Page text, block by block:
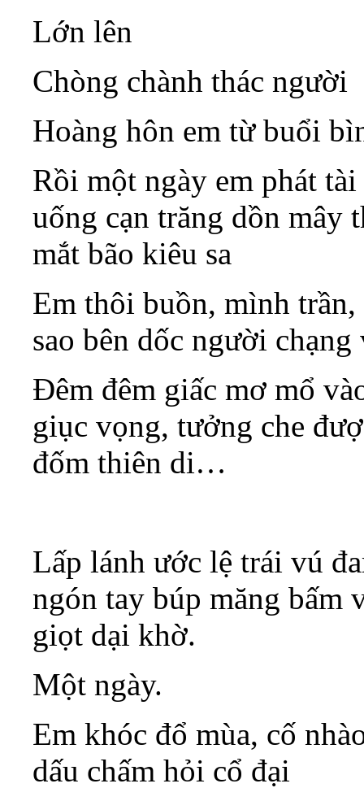
Lớn lên
Chòng chành thác người
Hoàng hôn em từ buổi
Rồi một ngày em phát
uống cạn trăng dồn mây
mắt bão kiêu sa
Em thôi buồn, mình
sao bên dốc người chạng
Đêm đêm giấc mơ mổ
giục vọng, tưởng che
đốm thiên di…
Lấp lánh ước lệ trái vú
ngón tay búp măng bấm
giọt dại khờ.
Một ngày.
Em khóc đổ mùa, cố
dấu chấm hỏi cổ đại